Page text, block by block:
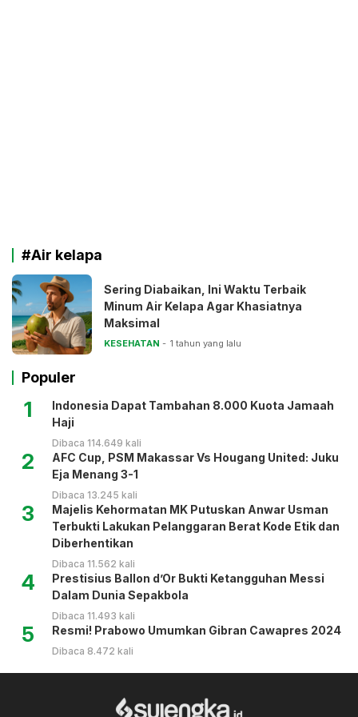
#Air kelapa
Sering Diabaikan, Ini Waktu Terbaik
Minum Air Kelapa Agar Khasiatnya
Maksimal
KESEHATAN 1 tahun yang lalu
Populer
1
Indonesia Dapat Tambahan 8.000 Kuota Jamaah
Haji
Dibaca 114.649 kali
2
AFC Cup, PSM Makassar Vs Hougang United: Juku
Eja Menang 3-1
Dibaca 13.245 kali
3
Majelis Kehormatan MK Putuskan Anwar Usman
Terbukti Lakukan Pelanggaran Berat Kode Etik dan
Diberhentikan
Dibaca 11.562 kali
4
Prestisius Ballon d’Or Bukti Ketangguhan Messi
Dalam Dunia Sepakbola
Dibaca 11.493 kali
5 Resmi! Prabowo Umumkan Gibran Cawapres 2024
Dibaca 8.472 kali